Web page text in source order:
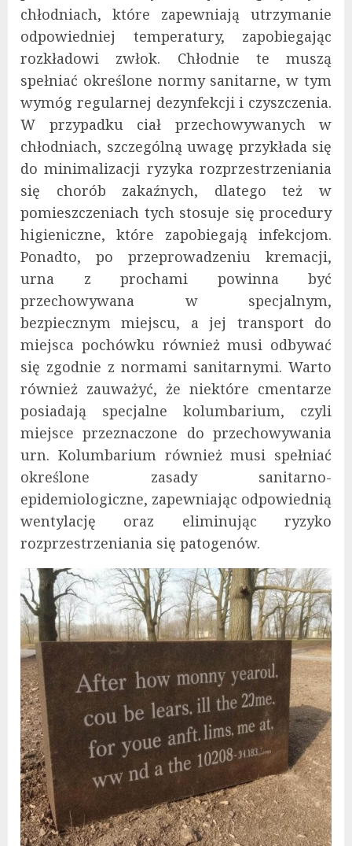
chłodniach, które zapewniają utrzymanie
odpowiedniej temperatury, zapobiegając
rozkładowi zwłok. Chłodnie te muszą
spełniać określone normy sanitarne, w tym
wymóg regularnej dezynfekcji i czyszczenia.
W przypadku ciał przechowywanych w
chłodniach, szczególną uwagę przykłada się
do minimalizacji ryzyka rozprzestrzeniania
się chorób zakaźnych, dlatego też w
pomieszczeniach tych stosuje się procedury
higieniczne, które zapobiegają infekcjom.
Ponadto, po przeprowadzeniu kremacji,
urna z prochami powinna być
przechowywana w specjalnym,
bezpiecznym miejscu, a jej transport do
miejsca pochówku również musi odbywać
się zgodnie z normami sanitarnymi. Warto
również zauważyć, że niektóre cmentarze
posiadają specjalne kolumbarium, czyli
miejsce przeznaczone do przechowywania
urn. Kolumbarium również musi spełniać
określone zasady sanitarno-
epidemiologiczne, zapewniając odpowiednią
wentylację oraz eliminując ryzyko
rozprzestrzeniania się patogenów.